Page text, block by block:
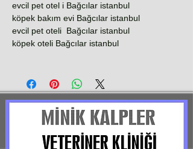
evcil pet otel i Bağcılar istanbul
köpek bakım evi Bağcılar istanbul
evcil pet oteli Bağcılar istanbul
köpek oteli Bağcılar istanbul